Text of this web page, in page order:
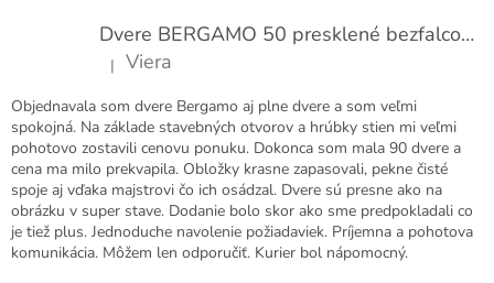
Dvere BERGAMO 50 presklené bezfalcové EXTRA
Hodnotenie produktu je 5 z 5 hviezdičiek.
| Viera
Objednavala som dvere Bergamo aj plne dvere a som veľmi
spokojná. Na základe stavebných otvorov a hrúbky stien mi veľmi
pohotovo zostavili cenovu ponuku. Dokonca som mala 90 dvere a
cena ma milo prekvapila. Obložky krasne zapasovali, pekne čisté
spoje aj vďaka majstrovi čo ich osádzal. Dvere sú presne ako na
obrázku v super stave. Dodanie bolo skor ako sme predpokladali co
je tiež plus. Jednoduche navolenie požiadaviek. Príjemna a pohotova
komunikácia. Môžem len odporučiť. Kurier bol nápomocný.